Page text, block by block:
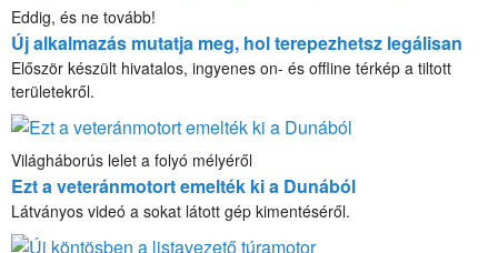
Eddig, és ne tovább!
Új alkalmazás mutatja meg, hol terepezhetsz legálisan
Először készült hivatalos, ingyenes on- és offline térkép a tiltott
területekről.
Világháborús lelet a folyó mélyéről
Ezt a veteránmotort emelték ki a Dunából
Látványos videó a sokat látott gép kimentéséről.